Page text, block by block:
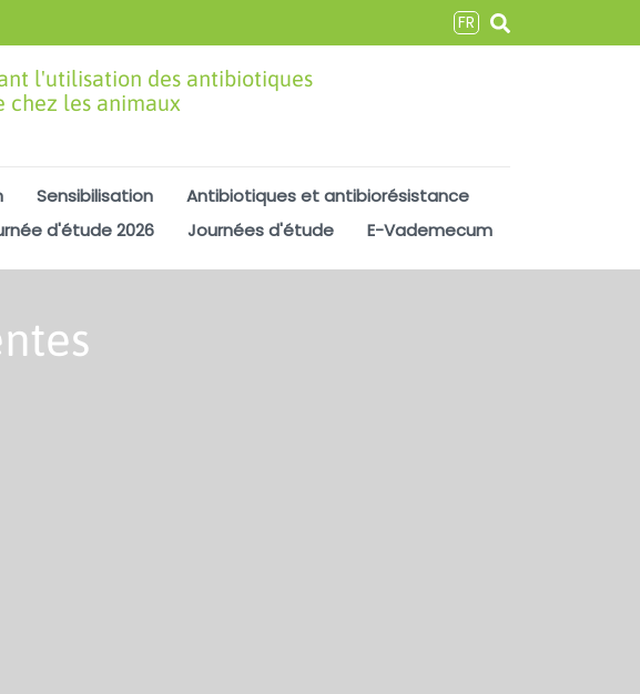
FR
l'utilisation des antibiotiques
chez les animaux
Sensibilisation
Antibiotiques et antibiorésistance
d'étude 2026 Journées d'étude E-Vademecum